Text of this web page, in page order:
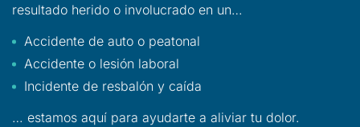
resultado herido o involucrado en un…
Accidente de auto o peatonal
Accidente o lesión laboral
Incidente de resbalón y caída
… estamos aquí para ayudarte a aliviar tu dolor.